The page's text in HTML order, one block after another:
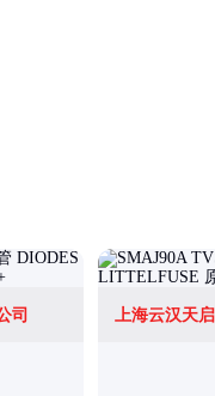
司 上海云汉天